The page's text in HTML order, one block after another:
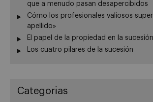
que a menudo pasan desapercibidos
Cómo los profesionales valiosos
apellido»
El papel de la propiedad en la sucesión
Los cuatro pilares de la sucesión
Categorias